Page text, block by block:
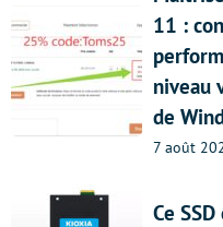
11 :
niveau
de
7 août
Ce